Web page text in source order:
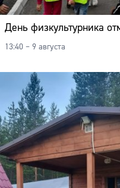
День физкультурника
13:40 – 9 августа